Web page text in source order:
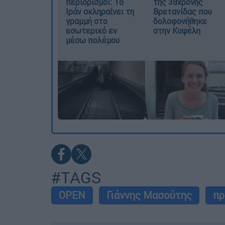
Ιράν σκληραίνει τη
γραμμή στο
εσωτερικό εν
μέσω πολέμου
Βρετανίδας που
δολοφονήθηκε
στην Κυψέλη
#TAGS
OPEN Γιάννης Μασούτης